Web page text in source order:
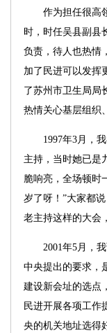
作为担任很高领
时，时任吴县副县
负责，待人也热情
加了民进可以发挥
了苏州市卫生局局
热情关心基层组织
1997年3月，我
主持，当时她已是
脆响亮，全场顿时
岁了呀！”大家都
老主持这样的大会
2001年5月，我
中央提出的要求，
建设新会址的选点
民进开展各项工作
央的机关地址选得